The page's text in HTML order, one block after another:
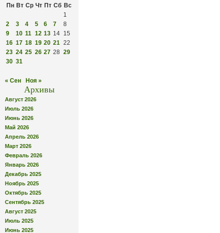
Пн Вт Ср Чт Пт Сб Вс
1
2
3 4 5 6 7
8
9
10 11 12 13 14 15
16 17 18 19 20 21 22
23 24 25 26 27 28 29
30 31
« Сен Ноя »
Архивы
Август 2026
Июль 2026
Июнь 2026
Май 2026
Апрель 2026
Март 2026
Февраль 2026
Январь 2026
Декабрь 2025
Ноябрь 2025
Октябрь 2025
Сентябрь 2025
Август 2025
Июль 2025
Июнь 2025